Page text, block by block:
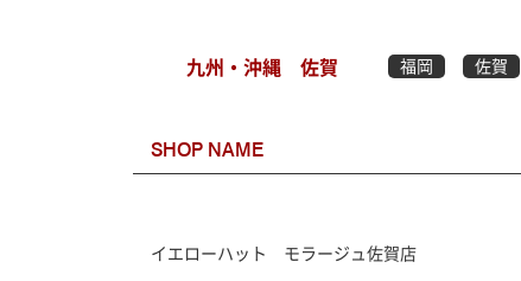
九州・沖縄 佐賀 福岡 佐賀
SHOP NAME
イエローハット モラージュ佐賀店